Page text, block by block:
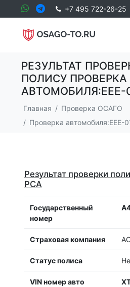
+7 495 722-26-25
РЕЗУЛЬТАТ
ПОЛИСУ ПРОВЕРКА
АВТОМОБИЛЯ:ЕЕЕ-
Главная
Проверка ОСАГО
Проверка автомобиля:ЕЕЕ-
Результат проверки
РСА
Государственный
номер
Страховая компания
Статус полиса
VIN номер авто